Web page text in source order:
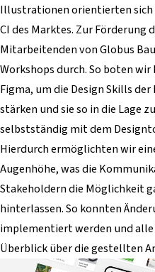
Illustrationen orientierten sich
CI des Marktes. Zur Förderung
Mitarbeitenden von Globus
Workshops durch. So boten
Figma, um die Design Skills
stärken und sie so in die Lage
selbstständig mit dem
Hierdurch ermöglichten wir
Augenhöhe, was die
Stakeholdern die Möglichkeit
hinterlassen. So konnten
implementiert werden und
Überblick über die gestellten